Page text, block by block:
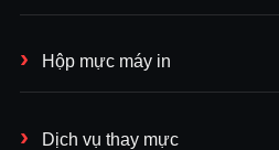
Hộp mực máy in
Dịch vụ thay mực